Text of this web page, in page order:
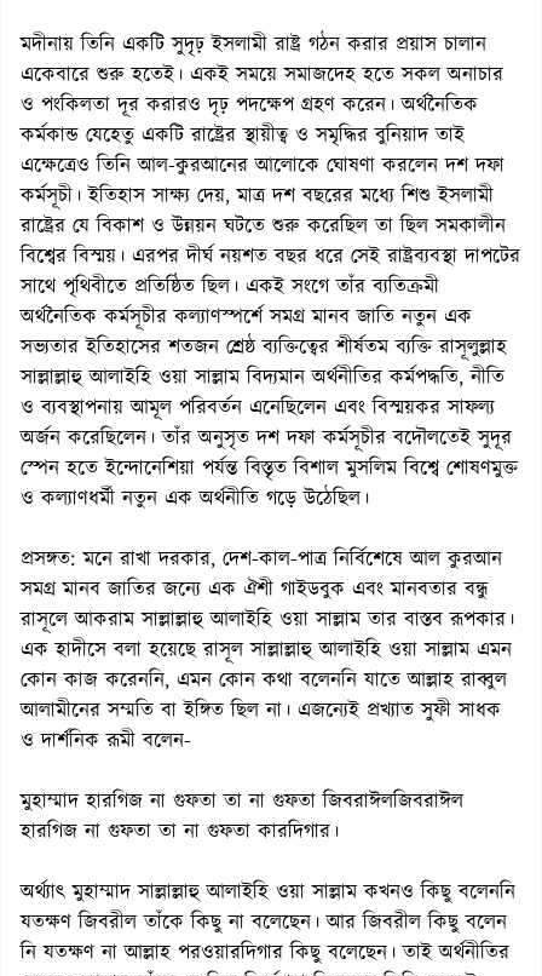
মদীনায় তিনি একটি সুদৃঢ় ইসলামী রাষ্ট্র গঠন করার প্রয়াস চালান
একেবারে শুরু হতেই। একই সময়ে সমাজদেহ হতে সকল অনাচার
ও পংকিলতা দূর করারও দৃঢ় পদক্ষেপ গ্রহণ করেন। অর্থনৈতিক
কর্মকান্ড যেহেতু একটি রাষ্ট্রের স্থায়ীত্ব ও সমৃদ্ধির বুনিয়াদ তাই
এক্ষেত্রেও তিনি আল-কুরআনের আলোকে ঘোষণা করলেন দশ দফা
কর্মসূচী। ইতিহাস সাক্ষ্য দেয়, মাত্র দশ বছরের মধ্যে শিশু ইসলামী
রাষ্ট্রের যে বিকাশ ও উন্নয়ন ঘটতে শুরু করেছিল তা ছিল সমকালীন
বিশ্বের বিস্ময়। এরপর দীর্ঘ নয়শত বছর ধরে সেই রাষ্ট্রব্যবস্থা দাপটের
সাথে পৃথিবীতে প্রতিষ্ঠিত ছিল। একই সংগে তাঁর ব্যতিক্রমী
অর্থনৈতিক কর্মসূচীর কল্যাণস্পর্শে সমগ্র মানব জাতি নতুন এক
সভ্যতার ইতিহাসের শতজন শ্রেষ্ঠ ব্যক্তিত্বের শীর্ষতম ব্যক্তি রাসূলুল্লাহ
সাল্লাল্লাহু আলাইহি ওয়া সাল্লাম বিদ্যমান অর্থনীতির কর্মপদ্ধতি, নীতি
ও ব্যবস্থাপনায় আমূল পরিবর্তন এনেছিলেন এবং বিস্ময়কর সাফল্য
অর্জন করেছিলেন। তাঁর অনুসৃত দশ দফা কর্মসূচীর বদৌলতেই সুদূর
স্পেন হতে ইন্দোনেশিয়া পর্যন্ত বিস্তৃত বিশাল মুসলিম বিশ্বে শোষণমুক্ত
ও কল্যাণধর্মী নতুন এক অর্থনীতি গড়ে উঠেছিল।
প্রসঙ্গত: মনে রাখা দরকার, দেশ-কাল-পাত্র নির্বিশেষে আল কুরআন
সমগ্র মানব জাতির জন্যে এক ঐশী গাইডবুক এবং মানবতার বন্ধু
রাসূলে আকরাম সাল্লাল্লাহু আলাইহি ওয়া সাল্লাম তার বাস্তব রূপকার।
এক হাদীসে বলা হয়েছে রাসূল সাল্লাল্লাহু আলাইহি ওয়া সাল্লাম এমন
কোন কাজ করেননি, এমন কোন কথা বলেননি যাতে আল্লাহ রাব্বুল
আলামীনের সম্মতি বা ইঙ্গিত ছিল না। এজন্যেই প্রখ্যাত সুফী সাধক
ও দার্শনিক রূমী বলেন-
মুহাম্মাদ হারগিজ না গুফতা তা না গুফতা জিবরাঈলজিবরাঈল
হারগিজ না গুফতা তা না গুফতা কারদিগার।
অর্থ্যাৎ মুহাম্মাদ সাল্লাল্লাহু আলাইহি ওয়া সাল্লাম কখনও কিছু বলেননি
যতক্ষণ জিবরীল তাঁকে কিছু না বলেছেন। আর জিবরীল কিছু বলেন
নি যতক্ষণ না আল্লাহ পরওয়ারদিগার কিছু বলেছেন। তাই অর্থনীতির